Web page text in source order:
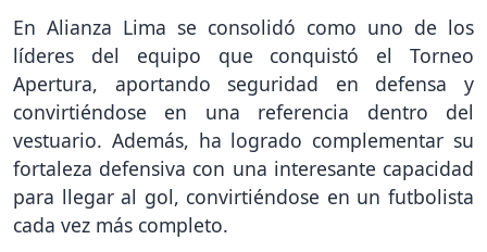
En Alianza Lima se consolidó como uno de los
líderes del equipo que conquistó el Torneo
Apertura, aportando seguridad en defensa y
convirtiéndose en una referencia dentro del
vestuario. Además, ha logrado complementar su
fortaleza defensiva con una interesante capacidad
para llegar al gol, convirtiéndose en un futbolista
cada vez más completo.